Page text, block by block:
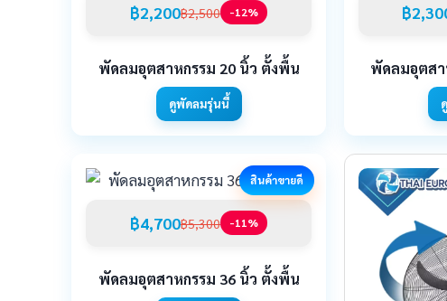
฿2,200฿2,500 -12%
พัดลมอุตสาหกรรม 20 นิ้ว ตั้งพื้น
ดูพัดลมรุ่นนี้
฿
พัดลมอุตสา
สินค้าขายดี
฿4,700฿5,300 -11%
พัดลมอุตสาหกรรม 36 นิ้ว ตั้งพื้น